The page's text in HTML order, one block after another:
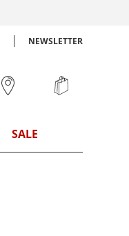
NEWSLETTER
SALE